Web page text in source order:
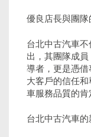
優良店長與團
台北中古汽車
出，其團隊成
導者，更是憑
大客戶的信任
車服務品質的肯
台北中古汽車